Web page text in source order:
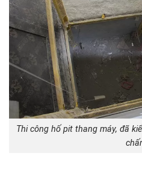
Thi công hố pit thang máy, đã